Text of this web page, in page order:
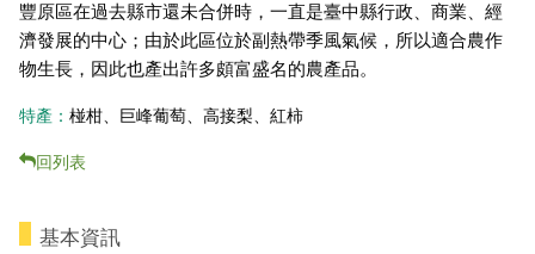
豐原區在過去縣市還未合併時，一直是臺中縣行政、商業、經
濟發展的中心；由於此區位於副熱帶季風氣候，所以適合農作
物生長，因此也產出許多頗富盛名的農產品。
特產： 椪柑、巨峰葡萄、高接梨、紅柿
回列表
基本資訊